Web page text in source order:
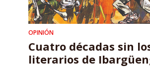
OPINIÓN
Cuatro décadas sin
literarios de